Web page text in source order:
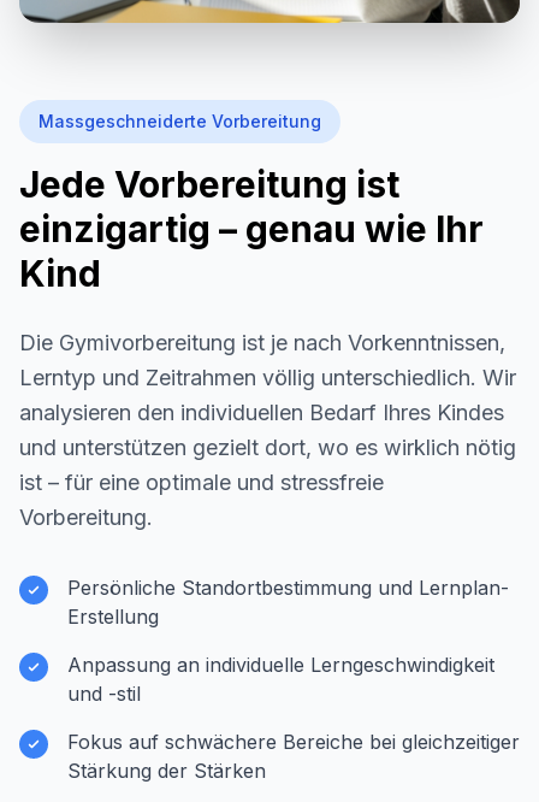
Massgeschneiderte Vorbereitung
Jede Vorbereitung ist
einzigartig – genau wie Ihr
Kind
Die Gymivorbereitung ist je nach Vorkenntnissen,
Lerntyp und Zeitrahmen völlig unterschiedlich. Wir
analysieren den individuellen Bedarf Ihres Kindes
und unterstützen gezielt dort, wo es wirklich nötig
ist – für eine optimale und stressfreie
Vorbereitung.
Persönliche Standortbestimmung und Lernplan-
Erstellung
Anpassung an individuelle Lerngeschwindigkeit
und -stil
Fokus auf schwächere Bereiche bei gleichzeitiger
Stärkung der Stärken